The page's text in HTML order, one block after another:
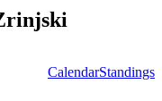
CalendarStandings